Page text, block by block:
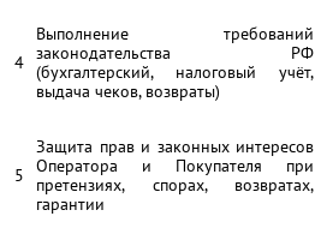
4
Выполнение требований
законодательства РФ
(бухгалтерский, налоговый учёт,
выдача чеков, возвраты)
5
Защита прав и законных интересов
Оператора и Покупателя при
претензиях, спорах, возвратах,
гарантии